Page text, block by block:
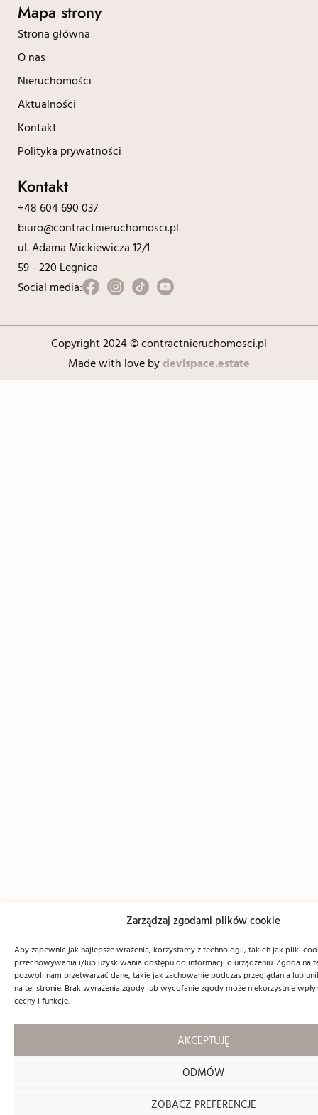
Zarządzaj zgodami plików cookie
Aby zapewnić jak najlepsze wrażenia, korzystamy z technologii, takich jak pliki
przechowywania i/lub uzyskiwania dostępu do informacji o urządzeniu. Zgoda na
pozwoli nam przetwarzać dane, takie jak zachowanie podczas przeglądania lub
na tej stronie. Brak wyrażenia zgody lub wycofanie zgody może niekorzystnie
cechy i funkcje.
AKCEPTUJĘ
ODMÓW
ZOBACZ PREFERENCJE
Mapa strony
Strona główna
O nas
Nieruchomości
Aktualności
Kontakt
Polityka prywatności
Kontakt
+48 604 690 037
biuro@contractnieruchomosci.pl
ul. Adama Mickiewicza 12/1
59 - 220 Legnica
Social media:
Copyright 2024 © contractnieruchomosci.pl
Made with love bydevispace.estate